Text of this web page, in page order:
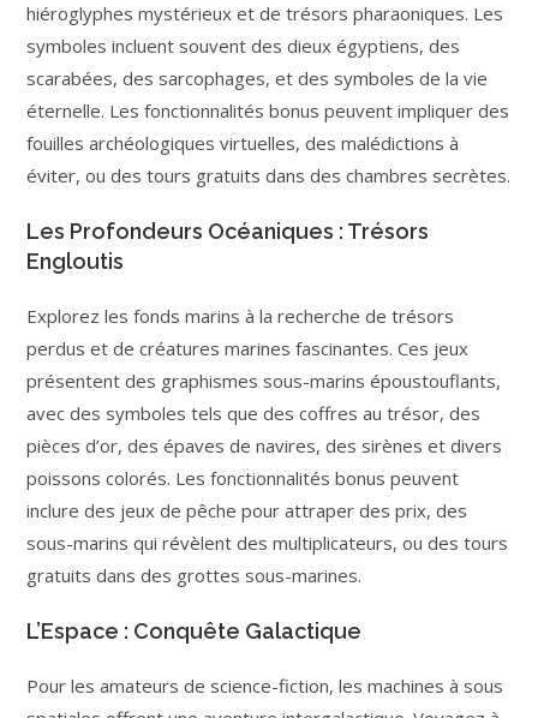
hiéroglyphes mystérieux et de trésors pharaoniques. Les
symboles incluent souvent des dieux égyptiens, des
scarabées, des sarcophages, et des symboles de la vie
éternelle. Les fonctionnalités bonus peuvent impliquer des
fouilles archéologiques virtuelles, des malédictions à
éviter, ou des tours gratuits dans des chambres secrètes.
Les Profondeurs Océaniques : Trésors
Engloutis
Explorez les fonds marins à la recherche de trésors
perdus et de créatures marines fascinantes. Ces jeux
présentent des graphismes sous-marins époustouflants,
avec des symboles tels que des coffres au trésor, des
pièces d’or, des épaves de navires, des sirènes et divers
poissons colorés. Les fonctionnalités bonus peuvent
inclure des jeux de pêche pour attraper des prix, des
sous-marins qui révèlent des multiplicateurs, ou des tours
gratuits dans des grottes sous-marines.
L’Espace : Conquête Galactique
Pour les amateurs de science-fiction, les machines à sous